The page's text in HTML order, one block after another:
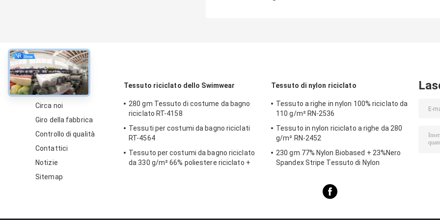
circa
Circa noi
Giro della fabbrica
Controllo di qualità
Contattici
Notizie
Sitemap
Tessuto riciclato dello Swimwear
280 gm Tessuto di costume da bagno
riciclato RT-4158
Tessuti per costumi da bagno riciclati
RT-4564
Tessuto per costumi da bagno riciclato
da 330 g/m² 66% poliestere riciclato +
Tessuto di nylon riciclato
Tessuto a righe in nylon 100% riciclato da
110 g/m² RN-2536
Tessuto in nylon riciclato a righe da 280
g/m² RN-2452
230 gm 77% Nylon Biobased + 23%Nero
Spandex Stripe Tessuto di Nylon